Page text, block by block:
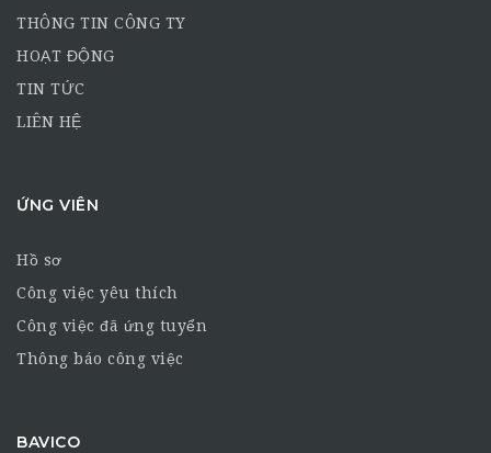
THÔNG TIN CÔNG TY
HOẠT ĐỘNG
TIN TỨC
LIÊN HỆ
ỨNG VIÊN
Hồ sơ
Công việc yêu thích
Công việc đã ứng tuyển
Thông báo công việc
BAVICO